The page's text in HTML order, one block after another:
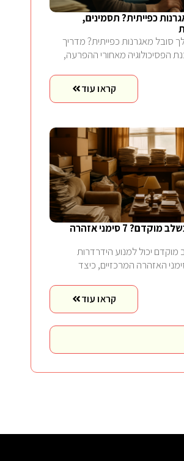
כפייתית? תסמינים,
מאגרנות כפייתית? מדריך
הפסיכולוגיה מאחורי ההפרעה,
קראו עוד
איך מזהים אגרן כפייתי בשלב מוקדם? 7 סימני אזהרה
מוקדם יכול למנוע הידרדרות
מדריך מקיף ל-7 סימני האזהרה המרכזיים, כיצד
קראו עוד